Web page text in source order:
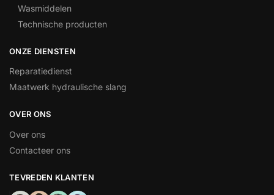
Wasmiddelen
Technische producten
ONZE DIENSTEN
Reparatiedienst
Maatwerk hydraulische slang
OVER ONS
Over ons
Contacteer ons
TEVREDEN KLANTEN